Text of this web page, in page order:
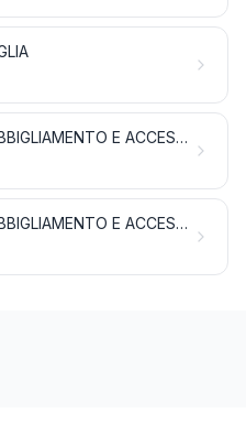
ARTICOLI DI ABBIGLIAMENTO E ACCESSORI DI ABBIGLIAMENTO, A MAGLIA O ALL’UNCINETTO
ARTICOLI DI ABBIGLIAMENTO E ACCESSORI DI ABBIGLIAMENTO, DIVERSI DA QUELLI A MAGLIA O ALL’UNCINETTO